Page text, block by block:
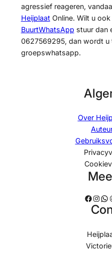
agressief reageren,
HeijplaatOnline. Wilt u ook
BuurtWhatsApp stuur dan
0627569295, dan wordt u
groepswhatsapp.
Over
Facebook Instagram WhatsApp Threads